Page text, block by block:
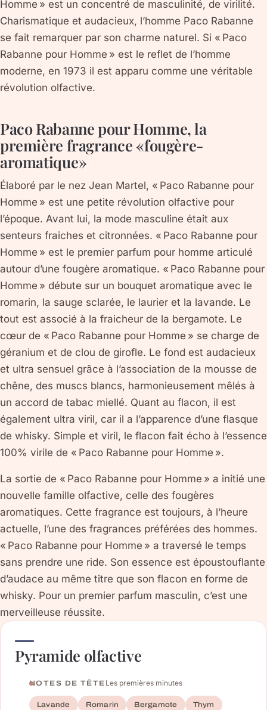
Homme » est un concentré de masculinité, de virilité.
Charismatique et audacieux, l’homme Paco Rabanne
se fait remarquer par son charme naturel. Si « Paco
Rabanne pour Homme » est le reflet de l’homme
moderne, en 1973 il est apparu comme une véritable
révolution olfactive.
Paco Rabanne pour Homme, la
première fragrance « fougère-
aromatique »
Élaboré par le nez Jean Martel, « Paco Rabanne pour
Homme » est une petite révolution olfactive pour
l’époque. Avant lui, la mode masculine était aux
senteurs fraiches et citronnées. « Paco Rabanne pour
Homme » est le premier parfum pour homme articulé
autour d’une fougère aromatique. « Paco Rabanne pour
Homme » débute sur un bouquet aromatique avec le
romarin, la sauge sclarée, le laurier et la lavande. Le
tout est associé à la fraicheur de la bergamote. Le
cœur de « Paco Rabanne pour Homme » se charge de
géranium et de clou de girofle. Le fond est audacieux
et ultra sensuel grâce à l’association de la mousse de
chêne, des muscs blancs, harmonieusement mêlés à
un accord de tabac miellé. Quant au flacon, il est
également ultra viril, car il a l’apparence d’une flasque
de whisky. Simple et viril, le flacon fait écho à l’essence
100% virile de « Paco Rabanne pour Homme ».
La sortie de « Paco Rabanne pour Homme » a initié une
nouvelle famille olfactive, celle des fougères
aromatiques. Cette fragrance est toujours, à l’heure
actuelle, l’une des fragrances préférées des hommes.
« Paco Rabanne pour Homme » a traversé le temps
sans prendre une ride. Son essence est époustouflante
d’audace au même titre que son flacon en forme de
whisky. Pour un premier parfum masculin, c’est une
merveilleuse réussite.
Pyramide olfactive
NOTES DE TÊTE Les premières minutes
Lavande Romarin Bergamote Thym